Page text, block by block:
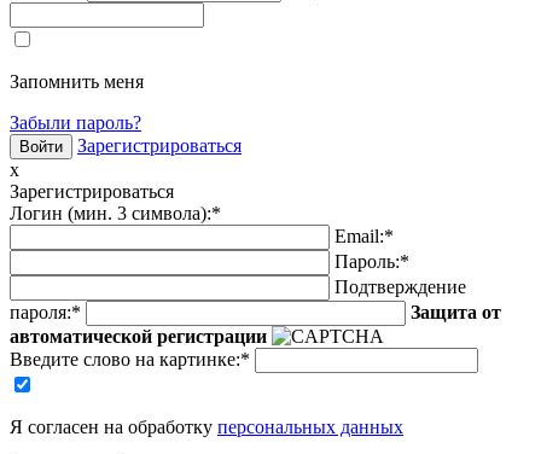
Запомнить меня
Забыли пароль?
Зарегистрироваться
x
Зарегистрироваться
Логин (мин. 3 символа):*
Email:*
Пароль:*
Подтверждение
пароля:*
Защита от
автоматической регистрации
Введите слово на картинке:*
Я согласен на обработку персональных данных